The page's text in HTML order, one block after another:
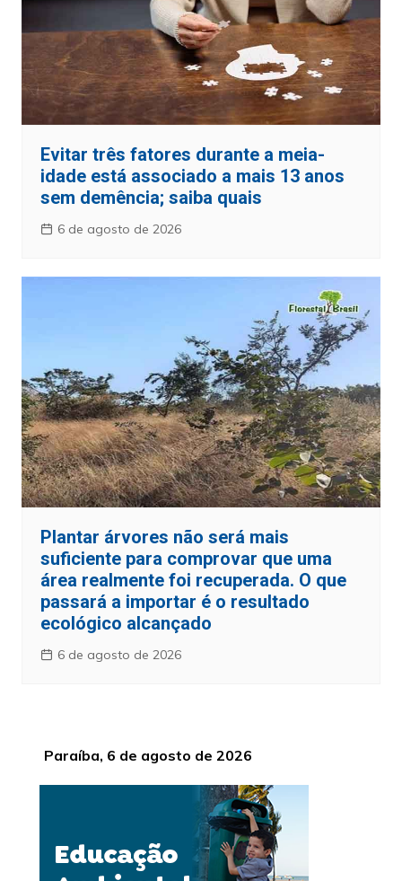
Evitar três fatores durante a meia-
idade está associado a mais 13 anos
sem demência; saiba quais
6 de agosto de 2026
Plantar árvores não será mais
suficiente para comprovar que uma
área realmente foi recuperada. O que
passará a importar é o resultado
ecológico alcançado
6 de agosto de 2026
Paraíba, 6 de agosto de 2026